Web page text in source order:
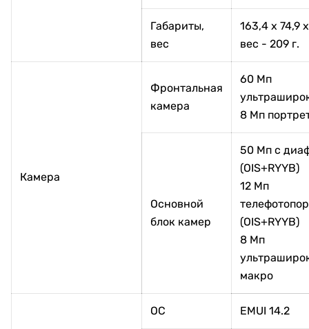
Габариты,
вес
163,4 x 74,9
вес - 209 г.
Камера
Фронтальная
камера
60 Мп
8 Мп
Основной
блок камер
50 Мп с
(OIS+RYYB)
12 Мп
(OIS+RYYB)
8 Мп
макро
ОС EMUI 14.2